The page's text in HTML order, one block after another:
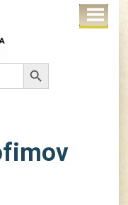
Search Button